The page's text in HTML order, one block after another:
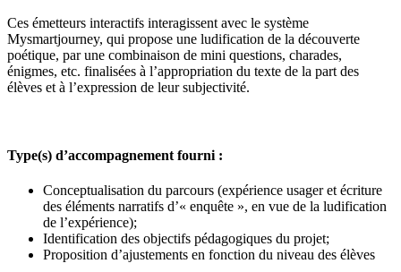
Ces émetteurs interactifs interagissent avec le système
Mysmartjourney, qui propose une ludification de la découverte
poétique, par une combinaison de mini questions, charades,
énigmes, etc. finalisées à l’appropriation du texte de la part des
élèves et à l’expression de leur subjectivité.
Type(s) d’accompagnement fourni :
Conceptualisation du parcours (expérience usager et écriture
des éléments narratifs d’« enquête », en vue de la ludification
de l’expérience);
Identification des objectifs pédagogiques du projet;
Proposition d’ajustements en fonction du niveau des élèves